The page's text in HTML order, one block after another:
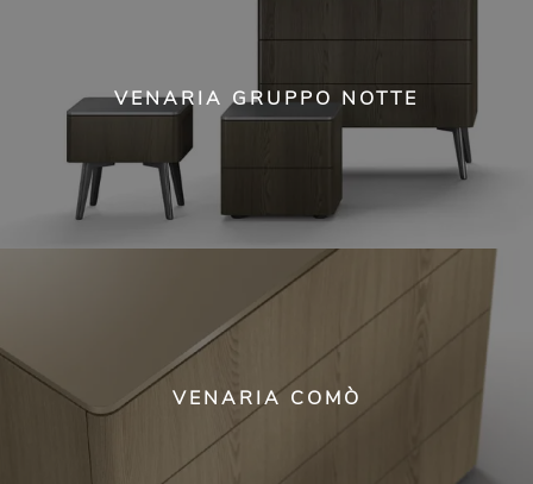
VENARIA GRUPPO NOTTE
VENARIA COMÒ